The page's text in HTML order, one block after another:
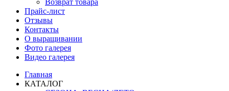
Возврат товара
Прайс-лист
Отзывы
Контакты
О выращивании
Фото галерея
Видео галерея
Главная
КАТАЛОГ